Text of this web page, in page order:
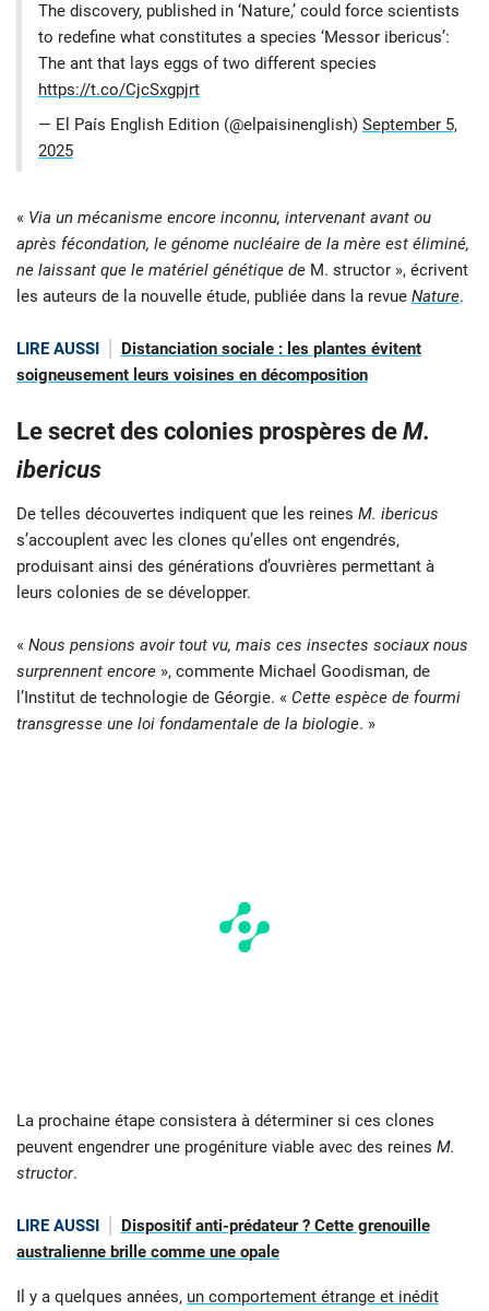
The discovery, published in ‘Nature,’ could force scientists
to redefine what constitutes a species ‘Messor ibericus’:
The ant that lays eggs of two different species
https://t.co/CjcSxgpjrt
— El País English Edition (@elpaisinenglish) September 5,
2025
« Via un mécanisme encore inconnu, intervenant avant ou
après fécondation, le génome nucléaire de la mère est éliminé,
ne laissant que le matériel génétique de M. structor », écrivent
les auteurs de la nouvelle étude, publiée dans la revue Nature.
LIRE AUSSI
Distanciation sociale : les plantes évitent
soigneusement leurs voisines en décomposition
Le secret des colonies prospères de M.
ibericus
De telles découvertes indiquent que les reines M. ibericus
s’accouplent avec les clones qu’elles ont engendrés,
produisant ainsi des générations d’ouvrières permettant à
leurs colonies de se développer.
« Nous pensions avoir tout vu, mais ces insectes sociaux nous
surprennent encore », commente Michael Goodisman, de
l’Institut de technologie de Géorgie. « Cette espèce de fourmi
transgresse une loi fondamentale de la biologie. »
La prochaine étape consistera à déterminer si ces clones
peuvent engendrer une progéniture viable avec des reines M.
structor.
LIRE AUSSI
Dispositif anti-prédateur ? Cette grenouille
australienne brille comme une opale
Il y a quelques années, un comportement étrange et inédit